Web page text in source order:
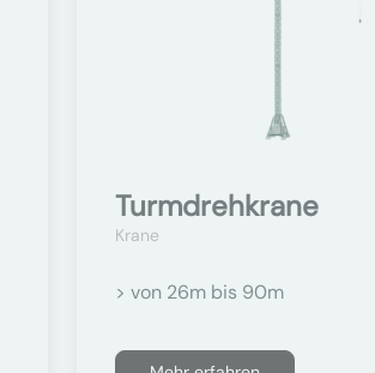
Turmdrehkrane
Krane
> von 26m bis 90m